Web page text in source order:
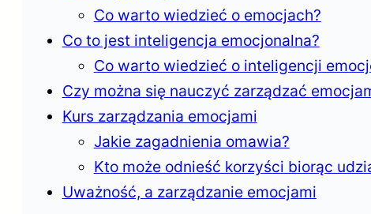
Co warto wiedzieć o emocjach?
Co to jest inteligencja emocjonalna?
Co warto wiedzieć o inteligencji
Czy można się nauczyć zarządzać
Kurs zarządzania emocjami
Jakie zagadnienia omawia?
Kto może odnieść korzyści biorąc
Uważność, a zarządzanie emocjami